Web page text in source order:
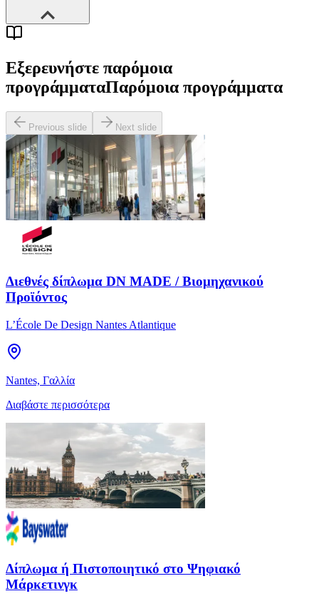
Εξερευνήστε παρόμοια
προγράμματαΠαρόμοια προγράμματα
Previous slide Next slide
Διεθνές δίπλωμα DN MADE / Βιομηχανικού
Προϊόντος
L’École De Design Nantes Atlantique
Nantes, Γαλλία
Διαβάστε περισσότερα
Δίπλωμα ή Πιστοποιητικό στο Ψηφιακό
Μάρκετινγκ